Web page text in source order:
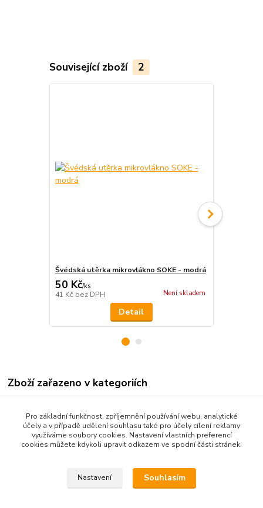
Související zboží 2
Švédská utěrka mikrovlákno SOKE - modrá
50 Kč/ks
41 Kč bez DPH Není skladem
Detail
Zboží zařazeno v kategoriích
ŠÁLY KOLEM SEDADEL
Daf
Pro základní funkčnost, zpříjemnění používání webu, analytické
účely a v případě udělení souhlasu také pro účely cílení reklamy
využíváme soubory cookies. Nastavení vlastních preferencí
cookies můžete kdykoli upravit odkazem ve spodní části stránek.
Nastavení Souhlasím